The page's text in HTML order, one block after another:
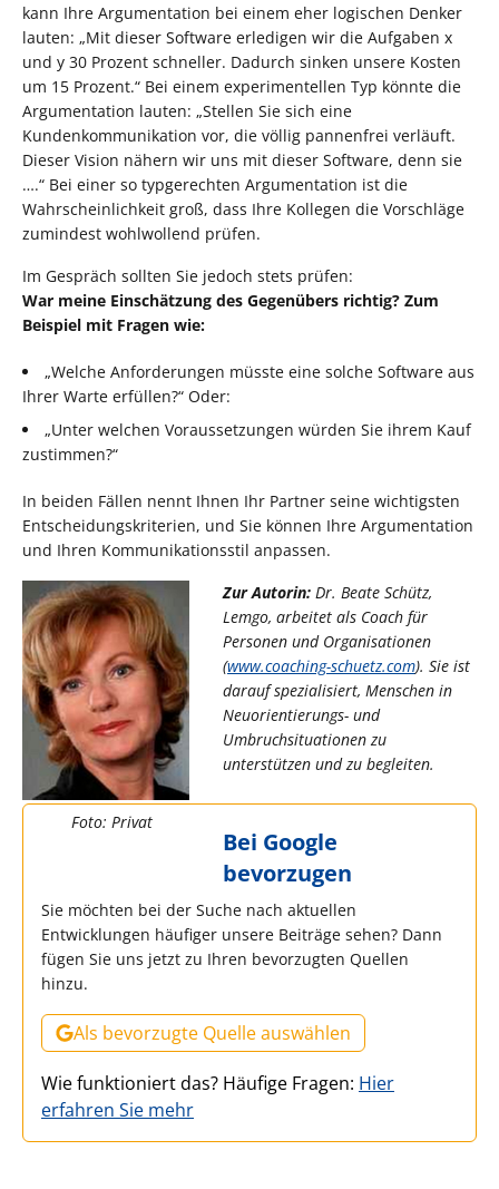
kann Ihre Argumentation bei einem eher logischen Denker
lauten: „Mit dieser Software erledigen wir die Aufgaben x
und y 30 Prozent schneller. Dadurch sinken unsere Kosten
um 15 Prozent.“ Bei einem experimentellen Typ könnte die
Argumentation lauten: „Stellen Sie sich eine
Kundenkommunikation vor, die völlig pannenfrei verläuft.
Dieser Vision nähern wir uns mit dieser Software, denn sie
….“ Bei einer so typgerechten Argumentation ist die
Wahrscheinlichkeit groß, dass Ihre Kollegen die Vorschläge
zumindest wohlwollend prüfen.
Im Gespräch sollten Sie jedoch stets prüfen:
War meine Einschätzung des Gegenübers richtig? Zum
Beispiel mit Fragen wie:
„Welche Anforderungen müsste eine solche Software aus
Ihrer Warte erfüllen?“ Oder:
„Unter welchen Voraussetzungen würden Sie ihrem Kauf
zustimmen?“
In beiden Fällen nennt Ihnen Ihr Partner seine wichtigsten
Entscheidungskriterien, und Sie können Ihre Argumentation
und Ihren Kommunikationsstil anpassen.
Foto: Privat
Zur Autorin: Dr. Beate Schütz,
Lemgo, arbeitet als Coach für
Personen und Organisationen
(www.coaching-schuetz.com). Sie ist
darauf spezialisiert, Menschen in
Neuorientierungs- und
Umbruchsituationen zu
unterstützen und zu begleiten.
Bei Google
bevorzugen
Sie möchten bei der Suche nach aktuellen
Entwicklungen häufiger unsere Beiträge sehen? Dann
fügen Sie uns jetzt zu Ihren bevorzugten Quellen
hinzu.
Als bevorzugte Quelle auswählen
Wie funktioniert das? Häufige Fragen: Hier
erfahren Sie mehr